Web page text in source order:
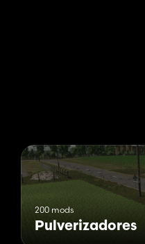
200 mods
Pulverizadores